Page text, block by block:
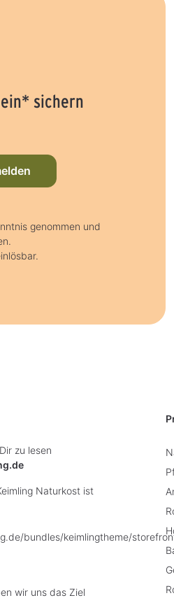
sichern
genommen und
zu lesen
Naturkost ist
wir uns das Ziel